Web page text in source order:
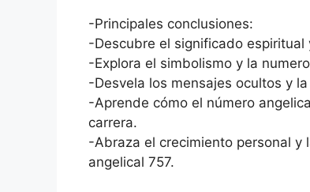
-Principales conclusiones:
-Descubre el significado
-Explora el simbolismo y la
-Desvela los mensajes ocultos y
-Aprende cómo el número
carrera.
-Abraza el crecimiento personal y
angelical 757.